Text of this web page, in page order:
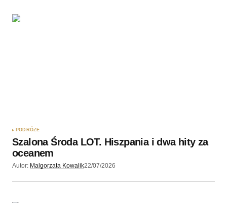
PODRÓŻE
Szalona Środa LOT. Hiszpania i dwa hity za
oceanem
Autor: Malgorzata Kowalik22/07/2026